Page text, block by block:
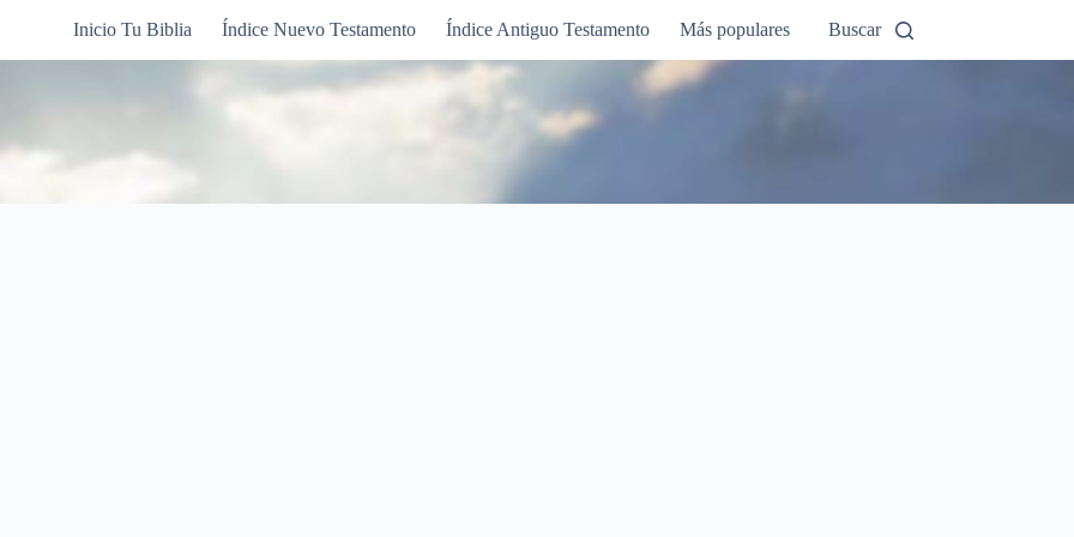
Inicio Tu Biblia Índice Nuevo Testamento Índice Antiguo Testamento Más populares Buscar